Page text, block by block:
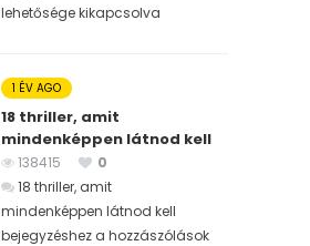
lehetősége kikapcsolva
1 ÉV AGO
18 thriller, amit
mindenképpen látnod kell
138415
0
18 thriller, amit
mindenképpen látnod kell
bejegyzéshez a hozzászólások